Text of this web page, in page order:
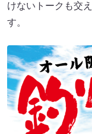
けないトークも交
す。